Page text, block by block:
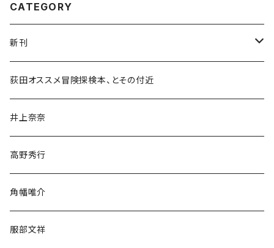
CATEGORY
新刊
和書
文学・小説・物語
随筆・ノンフィクション・その他
荻田オススメ冒険探検本、とその付近
井上奈奈
高野秀行
角幡唯介
服部文祥